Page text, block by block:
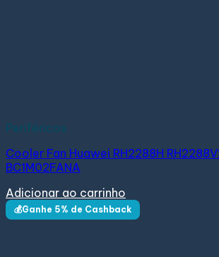
Periféricos
Cooler Fan Huawei RH2288H
BC1M02FANA
Adicionar ao carrinho
💰Ganhe 5% de Cashback